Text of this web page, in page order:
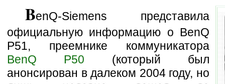
BenQ-Siemens представила
официальную информацию о BenQ
P51, преемнике коммуникатора
BenQ P50 (который был
анонсирован в далеком 2004 году, но